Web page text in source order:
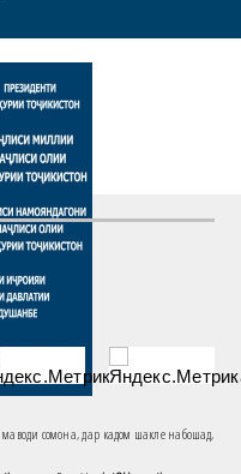
сомона, дар кадом шакле набошад,